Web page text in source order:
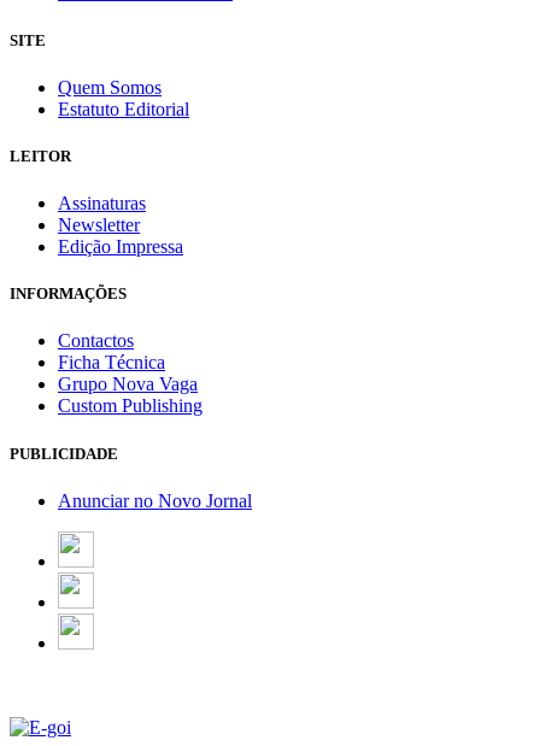
SITE
Quem Somos
Estatuto Editorial
LEITOR
Assinaturas
Newsletter
Edição Impressa
INFORMAÇÕES
Contactos
Ficha Técnica
Grupo Nova Vaga
Custom Publishing
PUBLICIDADE
Anunciar no Novo Jornal